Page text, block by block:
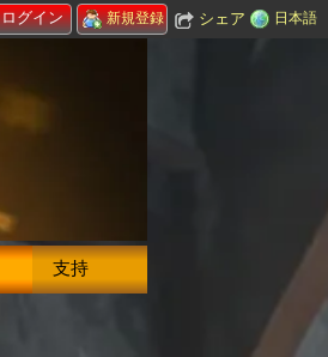
ログイン 新規登録 シェア 日本語
支持